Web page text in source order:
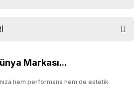
Markası...
hem performans hem de estetik